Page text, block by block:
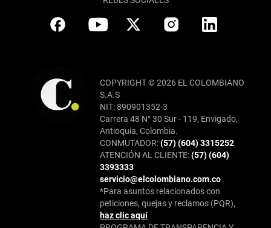
COPYRIGHT © 2026 EL COLOMBIANO
S.A.S
NIT: 890901352-3
Carrera 48 N° 30 Sur - 119, Envigado,
Antioquia, Colombia.
CONMUTADOR:(57) (604) 3315252
ATENCIÓN AL CLIENTE:(57) (604)
3393333
servicio@elcolombiano.com.co
*Para asuntos relacionados con
peticiones, quejas y reclamos (PQR),
haz clic aquí